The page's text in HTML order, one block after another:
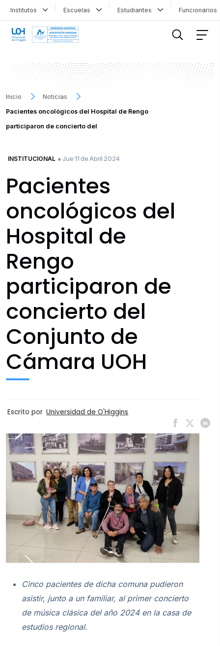
Institutos Escuelas Estudiantes
Inicio
Noticias
Pacientes oncológicos del Hospital de Rengo
participaron de concierto del
INSTITUCIONAL ● Jue 11 de Abril 2024
Pacientes
oncológicos del
Hospital de
Rengo
participaron de
concierto del
Conjunto de
Cámara UOH
Escrito por Universidad de O'Higgins
Cinco pacientes de dicha comuna pudieron
asistir, junto a un familiar, al primer concierto
de música clásica del año 2024 en la casa de
estudios regional.